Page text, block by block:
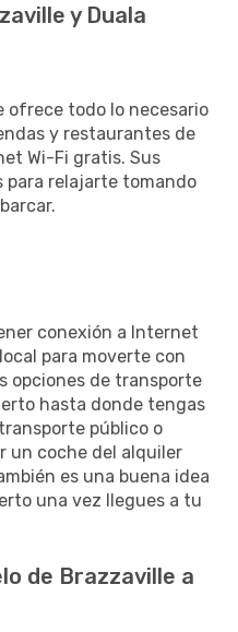
y Duala
ofrece todo lo necesario
y restaurantes de
Wi-Fi gratis. Sus
relajarte tomando
conexión a Internet
para moverte con
opciones de transporte
hasta donde tengas
público o
un coche del alquiler
es una buena idea
una vez llegues a tu
de Brazzaville a